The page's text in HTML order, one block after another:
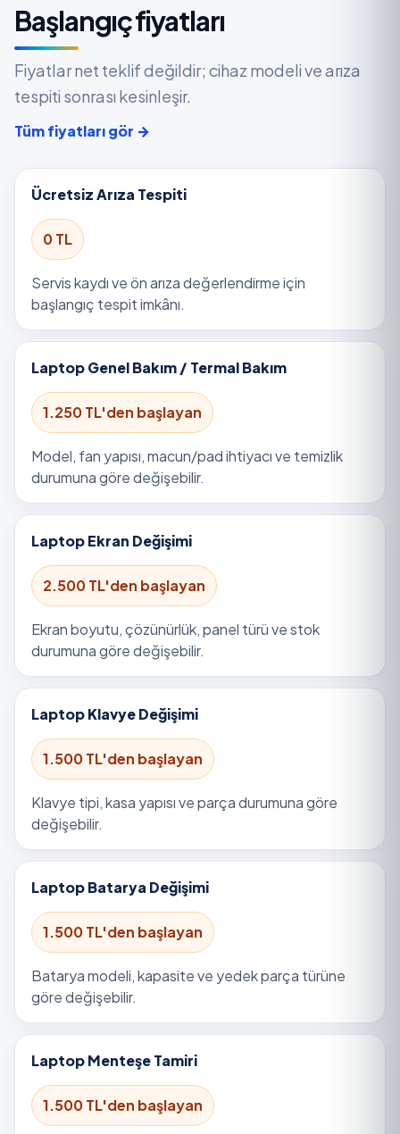
Başlangıç fiyatları
Fiyatlar net teklif değildir; cihaz modeli ve arıza
tespiti sonrası kesinleşir.
Tüm fiyatları gör →
Ücretsiz Arıza Tespiti
0 TL
Servis kaydı ve ön arıza değerlendirme için
başlangıç tespit imkânı.
Laptop Genel Bakım / Termal Bakım
1.250 TL'den başlayan
Model, fan yapısı, macun/pad ihtiyacı ve temizlik
durumuna göre değişebilir.
Laptop Ekran Değişimi
2.500 TL'den başlayan
Ekran boyutu, çözünürlük, panel türü ve stok
durumuna göre değişebilir.
Laptop Klavye Değişimi
1.500 TL'den başlayan
Klavye tipi, kasa yapısı ve parça durumuna göre
değişebilir.
Laptop Batarya Değişimi
1.500 TL'den başlayan
Batarya modeli, kapasite ve yedek parça türüne
göre değişebilir.
Laptop Menteşe Tamiri
1.500 TL'den başlayan